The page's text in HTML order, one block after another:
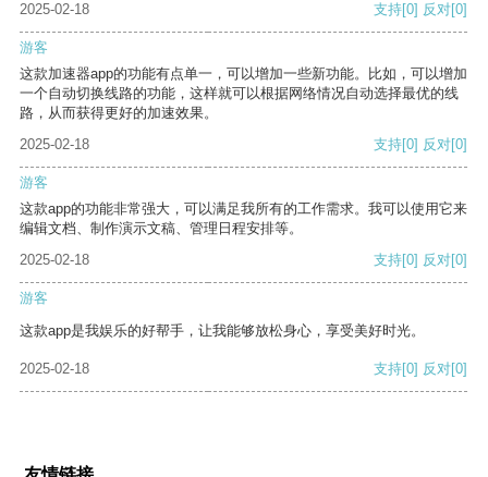
2025-02-18
支持[0] 反对[0]
游客
这款加速器app的功能有点单一，可以增加一些新功能。比如，可以增加
一个自动切换线路的功能，这样就可以根据网络情况自动选择最优的线
路，从而获得更好的加速效果。
2025-02-18
支持[0] 反对[0]
游客
这款app的功能非常强大，可以满足我所有的工作需求。我可以使用它来
编辑文档、制作演示文稿、管理日程安排等。
2025-02-18
支持[0] 反对[0]
游客
这款app是我娱乐的好帮手，让我能够放松身心，享受美好时光。
2025-02-18 支持[0] 反对[0]